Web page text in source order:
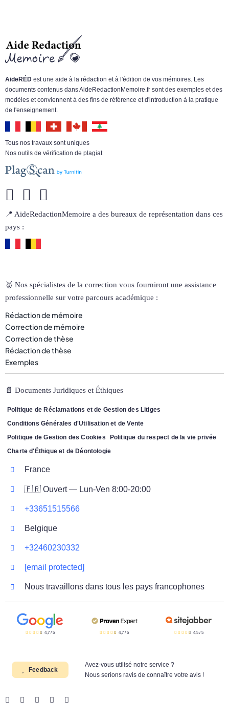
AideRÉD est une aide à la rédaction et à l'édition de vos mémoires. Les
documents contenus dans AideRedactionMemoire.fr sont des exemples et des
modèles et conviennent à des fins de référence et d'introduction à la pratique
de l'enseignement.
Tous nos travaux sont uniques
Nos outils de vérification de plagiat
📍 AideRedactionMemoire a des bureaux de représentation dans ces
pays :
🥇 Nos spécialistes de la correction vous fourniront une assistance
professionnelle sur votre parcours académique :
Rédaction de mémoire
Correction de mémoire
Correction de thèse
Rédaction de thèse
Exemples
📄 Documents Juridiques et Éthiques
Politique de Réclamations et de Gestion des Litiges
Conditions Générales d'Utilisation et de Vente
Politique de Gestion des Cookies
Politique du respect de la vie privée
Charte d'Éthique et de Déontologie
France
🇫🇷 Ouvert — Lun-Ven 8:00-20:00
+33651515566
Belgique
+32460230332
[email protected]
Nous travaillons dans tous les pays francophones
4,7/ 5 4,7 /5 4,5/ 5
Feedback
Avez-vous utilisé notre service ?
Nous serions ravis de connaître votre avis !